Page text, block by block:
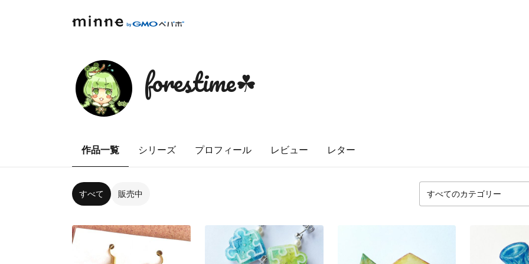
forestime☘
作品一覧 シリーズ プロフィール レビュー レター
すべて 販売中